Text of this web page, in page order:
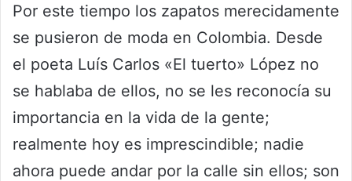
Por este tiempo los zapatos merecidamente
se pusieron de moda en Colombia. Desde
el poeta Luís Carlos «El tuerto» López no
se hablaba de ellos, no se les reconocía su
importancia en la vida de la gente;
realmente hoy es imprescindible; nadie
ahora puede andar por la calle sin ellos; son